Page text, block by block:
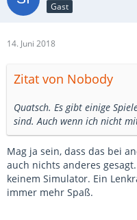
Gast
14. Juni 2018
Zitat von Nobody
Quatsch. Es gibt einige
sind. Auch wenn ich nicht
Mag ja sein, dass das bei
auch nichts anderes
keinem Simulator. Ein
immer mehr Spaß.